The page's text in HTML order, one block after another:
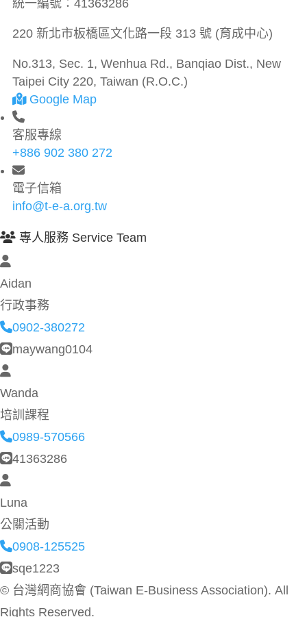
統一編號： 41363286
220 新北市板橋區文化路一段 313 號 (育成中心)
No.313, Sec. 1, Wenhua Rd., Banqiao Dist., New
Taipei City 220, Taiwan (R.O.C.)
Google Map
客服專線
+886 902 380 272
電子信箱
info@t-e-a.org.tw
專人服務 Service Team
Aidan
行政事務
0902-380272
maywang0104
Wanda
培訓課程
0989-570566
41363286
Luna
公關活動
0908-125525
sqe1223
© 台灣網商協會 (Taiwan E-Business Association). All
Rights Reserved.